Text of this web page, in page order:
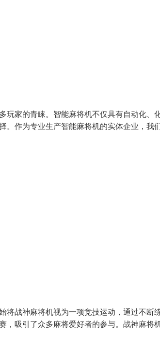
玩家的青睐。智能麻将机不仅具有自动化、
。作为专业生产智能麻将机的实体企业，我
将战神麻将机视为一项竞技运动，通过不断
，吸引了众多麻将爱好者的参与。战神麻将